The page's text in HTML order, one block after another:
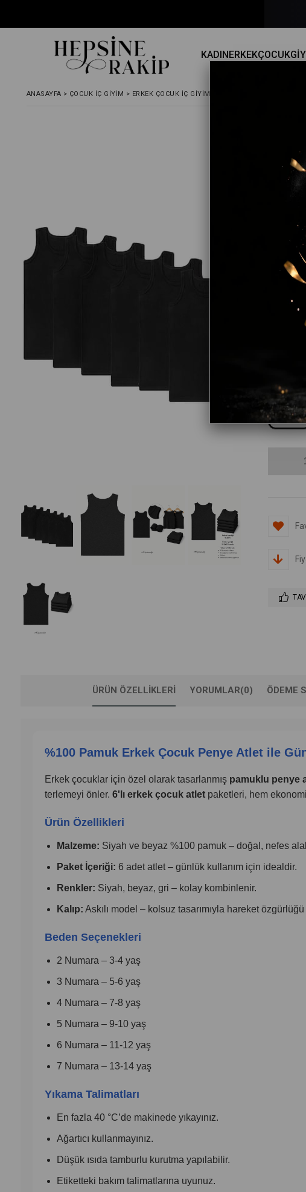
KADINERKEKÇOCUK
ANASAYFA > ÇOCUK İÇ GIYIM > ERKEK ÇOCUK İÇ GIYIM ERKEK ÇOCUK ATLET &
6'lı
BEDEN
3-4 yaş
ÜRÜN ÖZELLIKLERI YORUMLAR(0) ÖDEME
%100 Pamuk Erkek Çocuk Penye Atlet ile
Erkek çocuklar için özel olarak tasarlanmış pamuklu penye
terlemeyi önler. 6'lı erkek çocuk atletpaketleri, hem
Ürün Özellikleri
Malzeme: Siyah ve beyaz %100 pamuk – doğal, nefes
Paket İçeriği: 6 adet atlet – günlük kullanım için idealdir.
Renkler: Siyah, beyaz, gri – kolay kombinlenir.
Kalıp: Askılı model – kolsuz tasarımıyla hareket
Beden Seçenekleri
2 Numara – 3-4 yaş
3 Numara – 5-6 yaş
4 Numara – 7-8 yaş
5 Numara – 9-10 yaş
6 Numara – 11-12 yaş
7 Numara – 13-14 yaş
Yıkama Talimatları
En fazla 40 °C’de makinede yıkayınız.
Ağartıcı kullanmayınız.
Düşük ısıda tamburlu kurutma yapılabilir.
Etiketteki bakım talimatlarına uyunuz.